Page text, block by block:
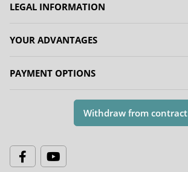
LEGAL INFORMATION
YOUR ADVANTAGES
PAYMENT OPTIONS
Withdraw from contract